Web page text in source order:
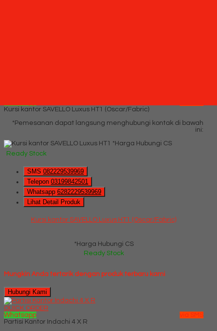
Kursi kantor SAVELLO Luxus HT1 (Oscar/Fabric)
*Pemesanan dapat langsung menghubungi kontak di bawah
ini:
*Harga Hubungi CS
Ready Stock
SMS 082229539969
Telepon 03199842501
Whatsapp 6282229539969
Lihat Detail Produk
Kursi kantor SAVELLO Luxus HT1 (Oscar/Fabric)
*Harga Hubungi CS
Ready Stock
Mungkin Anda tertarik dengan produk terbaru kami
Hubungi Kami
QUICK ORDER
Whatsapp
via SMS
Partisi Kantor Indachi 4 X R